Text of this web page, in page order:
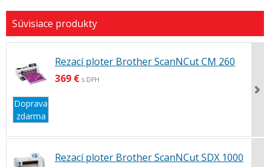
Doprava
zdarma
Rezací ploter Brother ScanNCut CM 260
369 € s DPH
Rezací ploter Brother ScanNCut SDX 1000